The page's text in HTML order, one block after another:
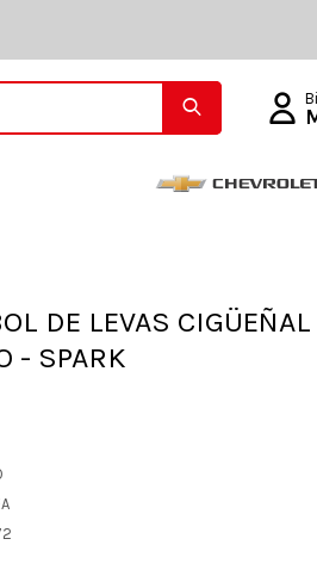
DE LEVAS CIGÜEÑAL
- SPARK